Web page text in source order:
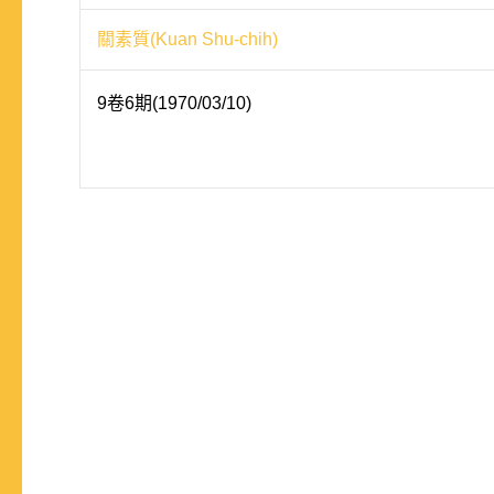
關素質(Kuan Shu-chih)
9卷6期(1970/03/10)